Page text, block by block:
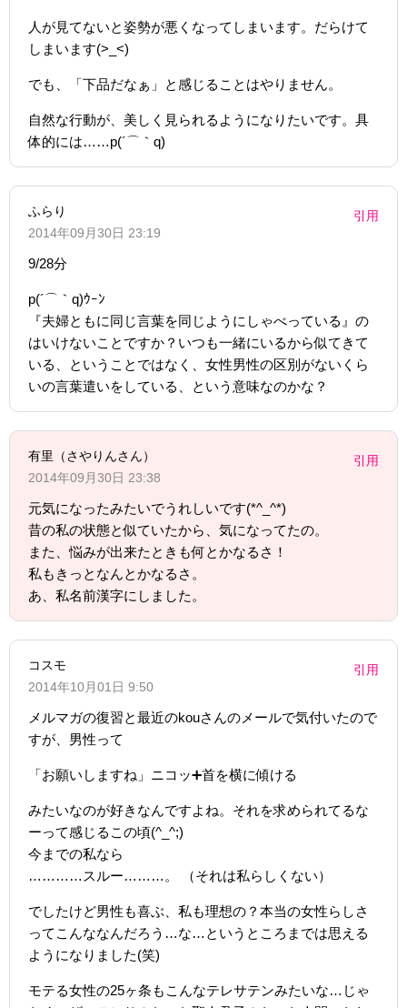
人が見てないと姿勢が悪くなってしまいます。だらけて
しまいます(>_<)
でも、「下品だなぁ」と感じることはやりません。
自然な行動が、美しく見られるようになりたいです。具
体的には……p(´⌒｀q)
ふらり
2014年09月30日 23:19
引用
9/28分
p(´⌒｀q)ｳｰﾝ
『夫婦ともに同じ言葉を同じようにしゃべっている』の
はいけないことですか？いつも一緒にいるから似てきて
いる、ということではなく、女性男性の区別がないくら
いの言葉遣いをしている、という意味なのかな？
有里（さやりんさん）
2014年09月30日 23:38
引用
元気になったみたいでうれしいです(*^_^*)
昔の私の状態と似ていたから、気になってたの。
また、悩みが出来たときも何とかなるさ！
私もきっとなんとかなるさ。
あ、私名前漢字にしました。
コスモ
2014年10月01日 9:50
引用
メルマガの復習と最近のkouさんのメールで気付いたので
すが、男性って
「お願いしますね」ニコッ➕首を横に傾ける
みたいなのが好きなんですよね。それを求められてるな
ーって感じるこの頃(^_^;)
今までの私なら
…………スルー………。 （それは私らしくない）
でしたけど男性も喜ぶ、私も理想の？本当の女性らしさ
ってこんななんだろう…な…というところまでは思える
ようになりました(笑)
モテる女性の25ヶ条もこんなテレサテンみたいな…じゃ